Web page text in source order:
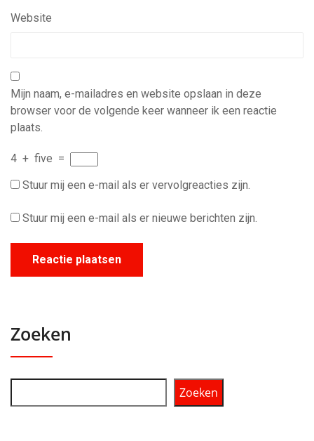
Website
Mijn naam, e-mailadres en website opslaan in deze
browser voor de volgende keer wanneer ik een reactie
plaats.
4 + five =
Stuur mij een e-mail als er vervolgreacties zijn.
Stuur mij een e-mail als er nieuwe berichten zijn.
Zoeken
Zoeken